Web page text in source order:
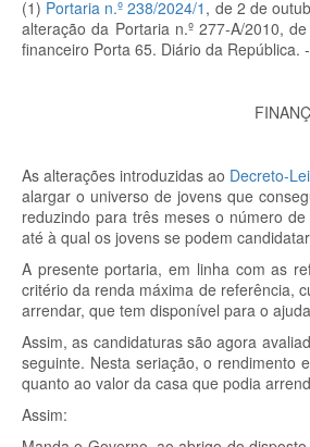
(1) Portaria n.º 238/2024/1 , de 2 de
alteração da Portaria n.º 277-A/2010,
financeiro Porta 65. Diário da República. -
As alterações introduzidas ao Decreto-
alargar o universo de jovens que
reduzindo para três meses o número
até à qual os jovens se podem
A presente portaria, em linha com as
critério da renda máxima de referência,
arrendar, que tem disponível para o
Assim, as candidaturas são agora
seguinte. Nesta seriação, o rendimento
quanto ao valor da casa que podia
Assim: